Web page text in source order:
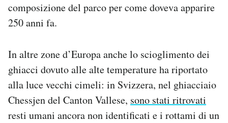
composizione del parco per come doveva apparire
250 anni fa.
In altre zone d’Europa anche lo scioglimento dei
ghiacci dovuto alle alte temperature ha riportato
alla luce vecchi cimeli: in Svizzera, nel ghiacciaio
Chessjen del Canton Vallese, sono stati ritrovati
resti umani ancora non identificati e i rottami di un